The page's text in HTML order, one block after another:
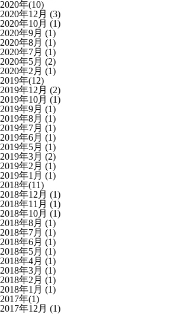
2020年(10)
2020年12月 (3)
2020年10月 (1)
2020年9月 (1)
2020年8月 (1)
2020年7月 (1)
2020年5月 (2)
2020年2月 (1)
2019年(12)
2019年12月 (2)
2019年10月 (1)
2019年9月 (1)
2019年8月 (1)
2019年7月 (1)
2019年6月 (1)
2019年5月 (1)
2019年3月 (2)
2019年2月 (1)
2019年1月 (1)
2018年(11)
2018年12月 (1)
2018年11月 (1)
2018年10月 (1)
2018年8月 (1)
2018年7月 (1)
2018年6月 (1)
2018年5月 (1)
2018年4月 (1)
2018年3月 (1)
2018年2月 (1)
2018年1月 (1)
2017年(1)
2017年12月 (1)